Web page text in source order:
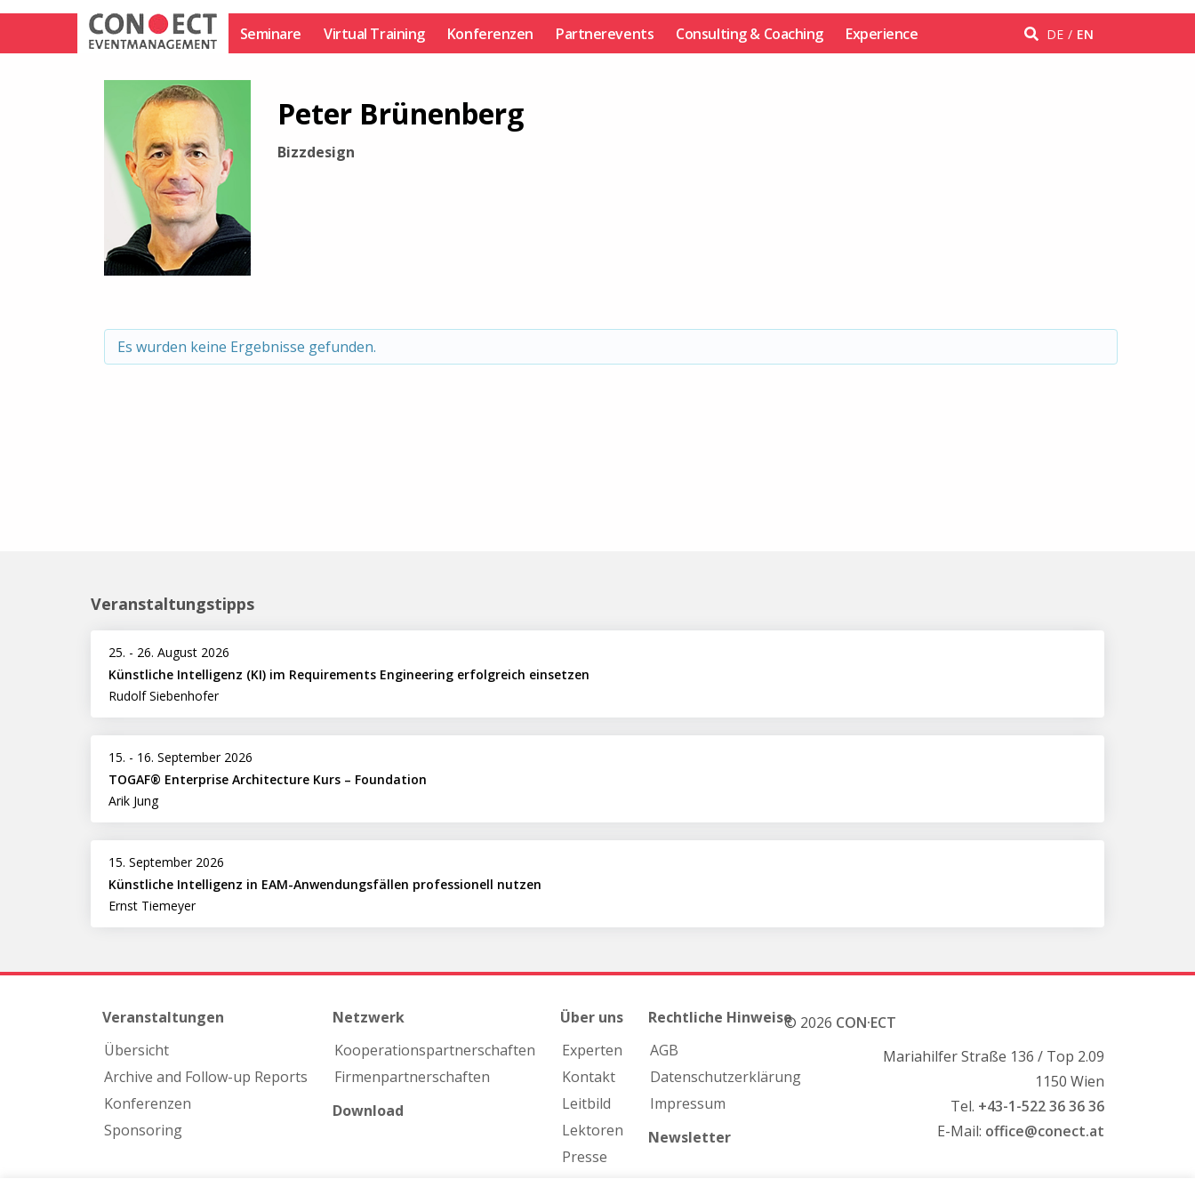
Zum
Seminare Virtual Training Konferenzen Partnerevents Consulting & Coaching Experience DE EN
Peter Brünenberg
Bizzdesign
Es wurden keine Ergebnisse gefunden.
Veranstaltungstipps
25. - 26. August 2026
Künstliche Intelligenz (KI) im Requirements Engineering erfolgreich einsetzen
Rudolf Siebenhofer
15. - 16. September 2026
TOGAF® Enterprise Architecture Kurs – Foundation
Arik Jung
15. September 2026
Künstliche Intelligenz in EAM-Anwendungsfällen professionell nutzen
Ernst Tiemeyer
Veranstaltungen
Übersicht
Archive and Follow-up Reports
Konferenzen
Sponsoring
Netzwerk
Kooperations­partnerschaften
Firmen­partnerschaften
Download
Über uns
Experten
Kontakt
Leitbild
Lektoren
Presse
Rechtliche Hinweise
AGB
Datenschutzerklärung
Impressum
Newsletter
© 2026 CON·ECT
Mariahilfer Straße 136 / Top 2.09
1150 Wien
Tel. +43-1-522 36 36 36
E-Mail: office@conect.at